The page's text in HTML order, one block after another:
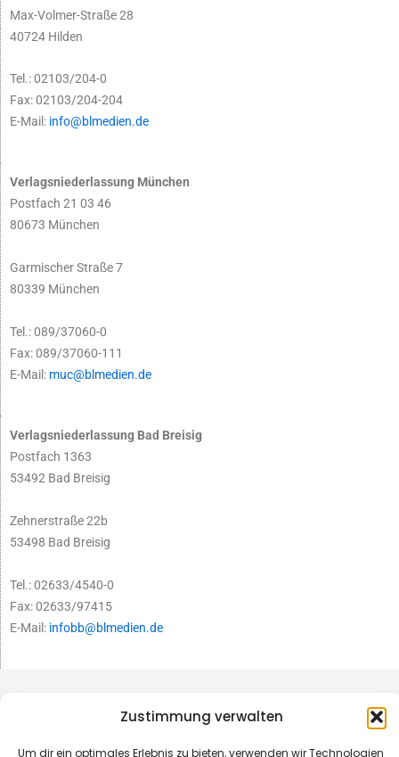
Zustimmung verwalten
Um dir ein optimales Erlebnis zu bieten, verwenden wir Technologien
Max-Volmer-Straße 28
40724 Hilden
Tel.: 02103/204-0
Fax: 02103/204-204
E-Mail: info@blmedien.de
Verlagsniederlassung München
Postfach 21 03 46
80673 München
Garmischer Straße 7
80339 München
Tel.: 089/37060-0
Fax: 089/37060-111
E-Mail: muc@blmedien.de
Verlagsniederlassung Bad Breisig
Postfach 1363
53492 Bad Breisig
Zehnerstraße 22b
53498 Bad Breisig
Tel.: 02633/4540-0
Fax: 02633/97415
E-Mail: infobb@blmedien.de